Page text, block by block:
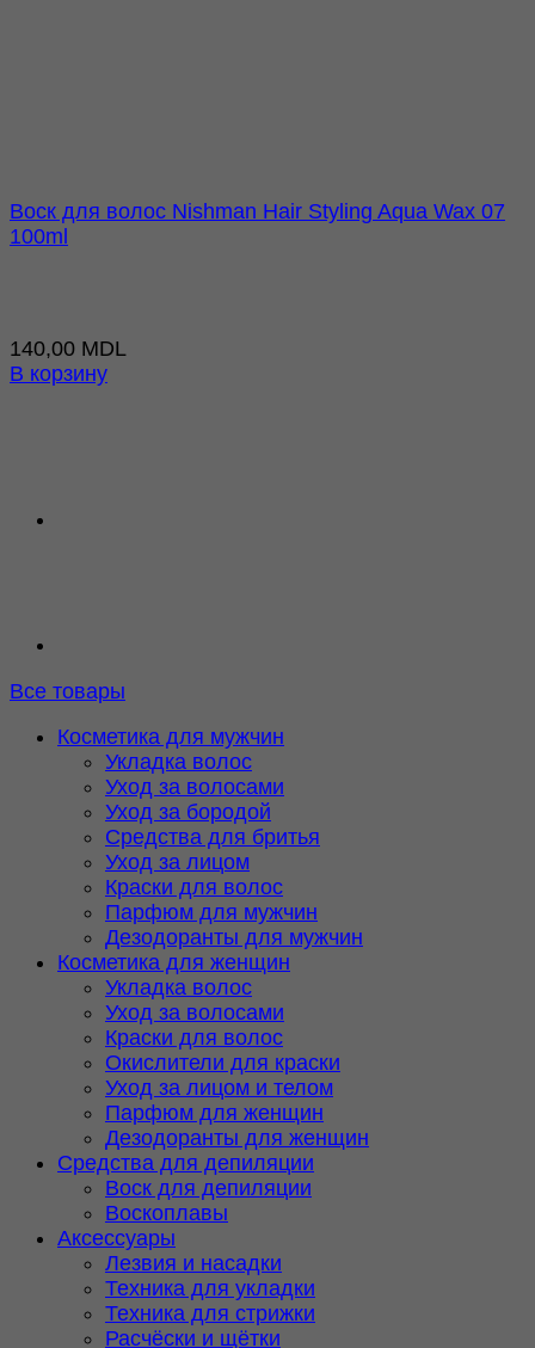
Воск для волос Nishman Hair Styling Aqua Wax 07
100ml
140,00 MDL
В корзину
Все товары
Косметика для мужчин
Укладка волос
Уход за волосами
Уход за бородой
Средства для бритья
Уход за лицом
Краски для волос
Парфюм для мужчин
Дезодоранты для мужчин
Косметика для женщин
Укладка волос
Уход за волосами
Краски для волос
Окислители для краски
Уход за лицом и телом
Парфюм для женщин
Дезодоранты для женщин
Средства для депиляции
Воск для депиляции
Воскоплавы
Аксессуары
Лезвия и насадки
Техника для укладки
Техника для стрижки
Расчёски и щётки